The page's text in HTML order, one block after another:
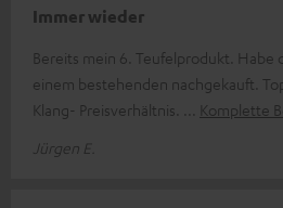
Immer wieder
Bereits mein 6. Teufelprodukt. Habe
einem bestehenden nachgekauft.
Klang- Preisverhältnis.
Komplette
Jürgen E.